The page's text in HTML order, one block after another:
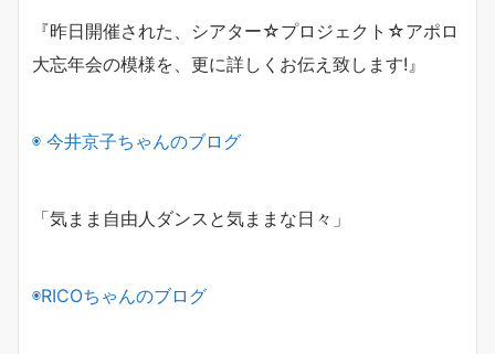
『昨日開催された、シアター☆プロジェクト☆アポロ
大忘年会の模様を、更に詳しくお伝え致します!』
◉ 今井京子ちゃんのブログ
「気まま自由人ダンスと気ままな日々」
◉RICOちゃんのブログ